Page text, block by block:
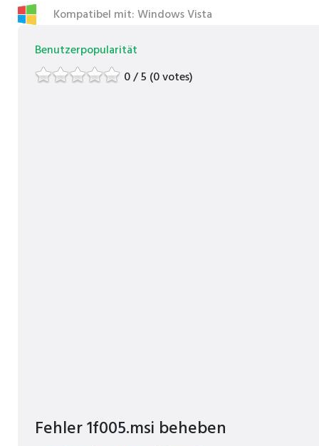
Kompatibel mit: Windows Vista
Benutzerpopularität
0 / 5 (0 votes)
Fehler 1f005.msi beheben